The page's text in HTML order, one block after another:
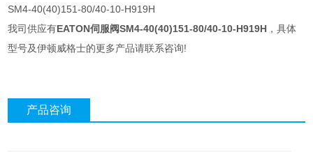
SM4-40(40)151-80/40-10-H919H
我司供应有EATON伺服阀SM4-40(40)151-80/40-10-H919H ，具体
型号及伊顿威格士的更多产品请联系咨询!
产品咨询